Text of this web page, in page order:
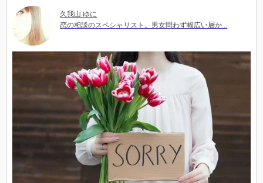
久我山 ゆに
恋の相談のスペシャリスト。男女問わず幅広い層か...